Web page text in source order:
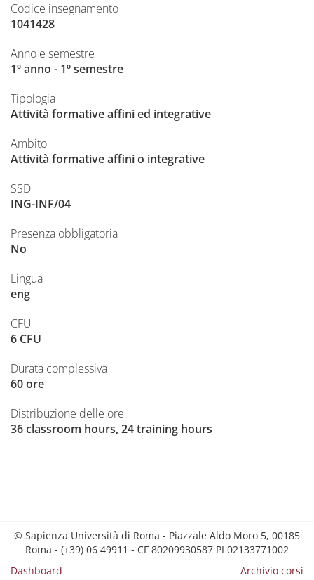
Codice insegnamento
1041428
Anno e semestre
1º anno - 1º semestre
Tipologia
Attività formative affini ed integrative
Ambito
Attività formative affini o integrative
SSD
ING-INF/04
Presenza obbligatoria
No
Lingua
eng
CFU
6 CFU
Durata complessiva
60 ore
Distribuzione delle ore
36 classroom hours, 24 training hours
© Sapienza Università di Roma - Piazzale Aldo Moro 5, 00185
Roma - (+39) 06 49911 - CF 80209930587 PI 02133771002
Dashboard
Archivio corsi